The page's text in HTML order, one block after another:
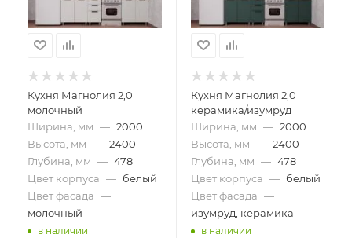
Кухня Магнолия 2,0
молочный
Ширина, мм — 2000
Высота, мм — 2400
Глубина, мм — 478
Цвет корпуса — белый
Цвет фасада —
молочный
в наличии
Кухня Магнолия 2,0
керамика/изумруд
Ширина, мм — 2000
Высота, мм — 2400
Глубина, мм — 478
Цвет корпуса — белый
Цвет фасада —
изумруд, керамика
в наличии